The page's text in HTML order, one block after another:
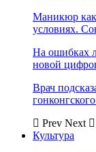
Маникюр
условиях.
На ошибках
новой
Врач
Prev Next
Культура